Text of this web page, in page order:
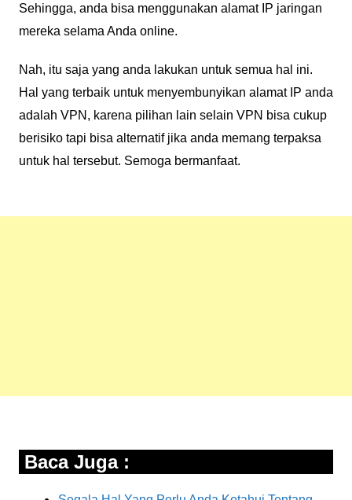
Sehingga, anda bisa menggunakan alamat IP jaringan
mereka selama Anda online.
Nah, itu saja yang anda lakukan untuk semua hal ini.
Hal yang terbaik untuk menyembunyikan alamat IP anda
adalah VPN, karena pilihan lain selain VPN bisa cukup
berisiko tapi bisa alternatif jika anda memang terpaksa
untuk hal tersebut. Semoga bermanfaat.
Baca Juga :